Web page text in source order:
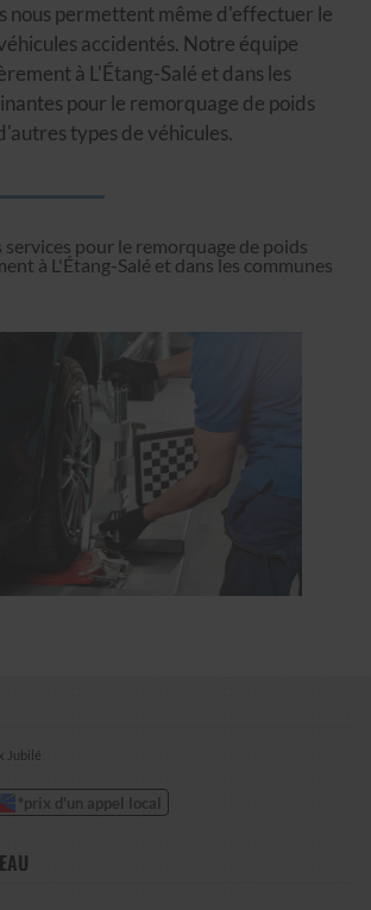
nous permettent même d'effectuer le
accidentés. Notre équipe
à L'Étang-Salé et dans les
pour le remorquage de poids
types de véhicules.
services pour le remorquage de poids
à L'Étang-Salé et dans les communes
Jubilé